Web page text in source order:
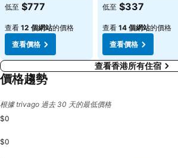
低至 $777
查看 12 個網站的價格
查看價格
低至 $337
查看 14 個網站的價格
查看價格
查看香港所有住宿
價格趨勢
根據 trivago 過去 30 天的最低價格
$0
$0